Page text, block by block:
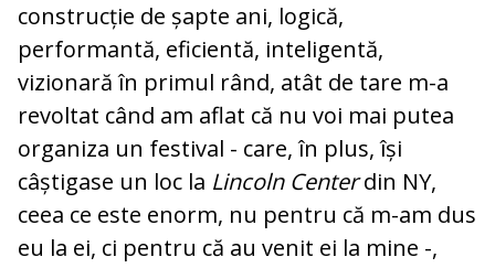
construcție de șapte ani, logică,
performantă, eficientă, inteligentă,
vizionară în primul rând, atât de tare m-a
revoltat când am aflat că nu voi mai putea
organiza un festival - care, în plus, își
câștigase un loc la Lincoln Centerdin NY,
ceea ce este enorm, nu pentru că m-am dus
eu la ei, ci pentru că au venit ei la mine -,